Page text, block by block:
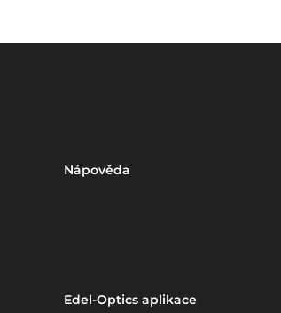
Nápověda
Edel-Optics aplikace